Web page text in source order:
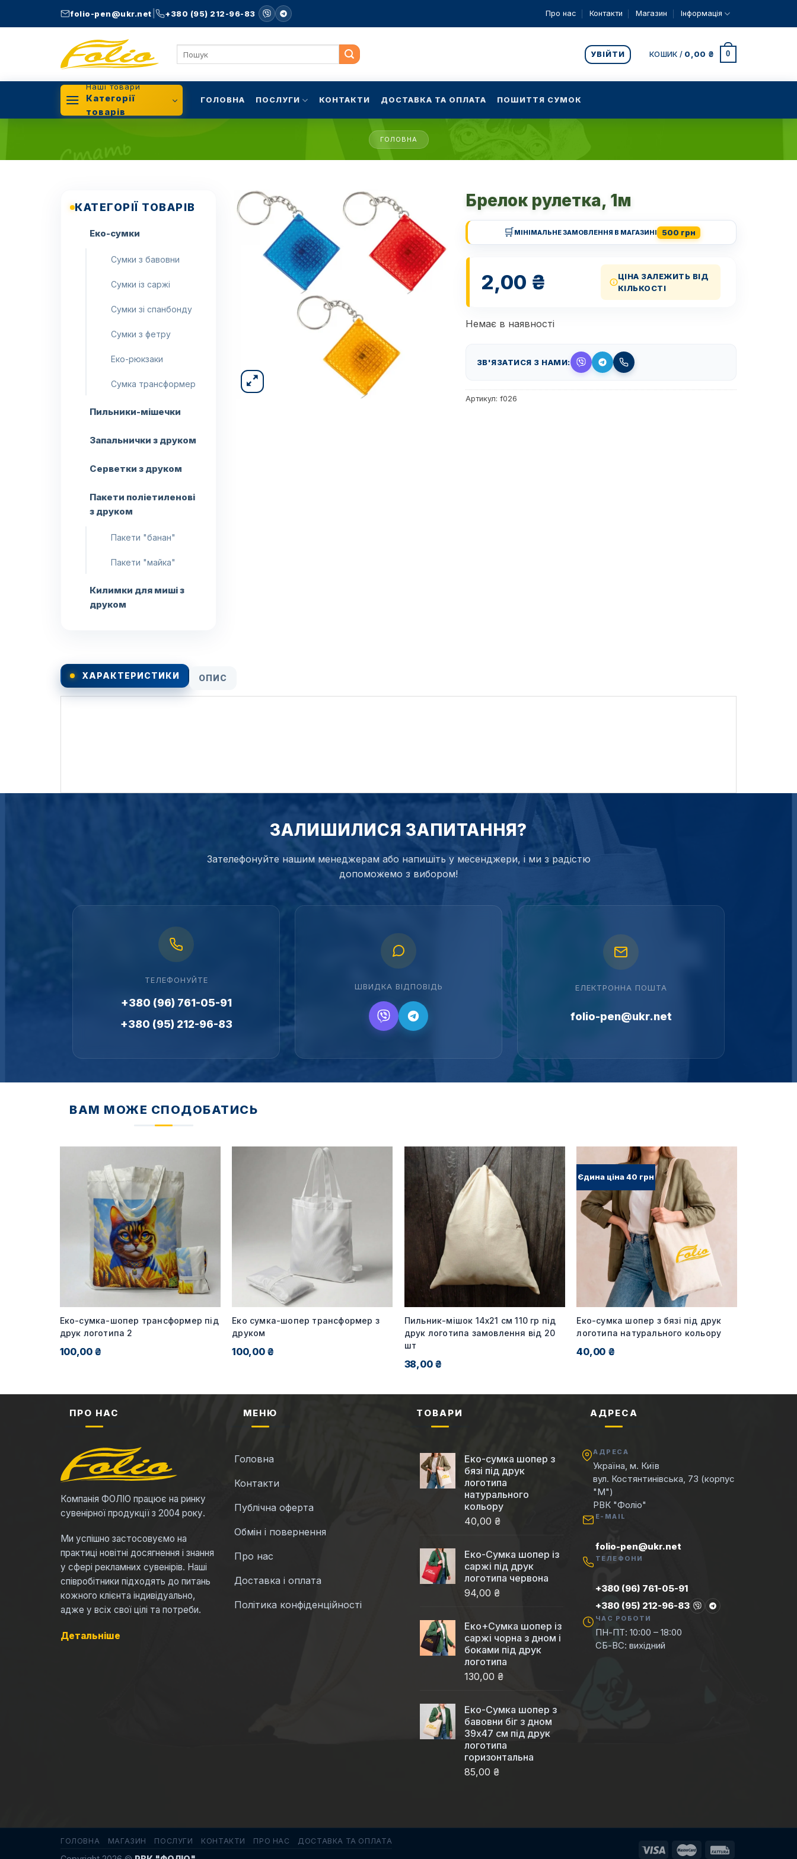
folio-pen@ukr.net +380 (95) 212-96-83 Про нас Контакти Магазин Інформація
УВІЙТИ КОШИК / 0,00 ₴ 0
Наші товари
Категорії
товарів
ГОЛОВНА ПОСЛУГИ КОНТАКТИ ДОСТАВКА ТА ОПЛАТА ПОШИТТЯ СУМОК
ГОЛОВНА
КАТЕГОРІЇ ТОВАРІВ
Еко-сумки
Сумки з бавовни
Сумки із саржі
Сумки зі спанбонду
Сумки з фетру
Еко-рюкзаки
Сумка трансформер
Пильники-мішечки
Запальнички з друком
Серветки з друком
Пакети поліетиленові
з друком
Пакети "банан"
Пакети "майка"
Килимки для миші з
друком
Брелок рулетка, 1м
🛒МІНІМАЛЬНЕ ЗАМОВЛЕННЯ В МАГАЗИНІ 500 грн
2,00 ₴
ЦІНА ЗАЛЕЖИТЬ ВІД
КІЛЬКОСТІ
Немає в наявності
ЗВ'ЯЗАТИСЯ З НАМИ:
Артикул: f026
ХАРАКТЕРИСТИКИ ОПИС
ЗАЛИШИЛИСЯ ЗАПИТАННЯ?
Зателефонуйте нашим менеджерам або напишіть у месенджери, і ми з радістю
допоможемо з вибором!
ТЕЛЕФОНУЙТЕ
+380 (96) 761-05-91
+380 (95) 212-96-83
ШВИДКА ВІДПОВІДЬ ЕЛЕКТРОННА ПОШТА
folio-pen@ukr.net
ВАМ МОЖЕ СПОДОБАТИСЬ
Еко-сумка-шопер трансформер під
друк логотипа 2
100,00 ₴
Еко сумка-шопер трансформер з
друком
100,00 ₴
Пильник-мішок 14х21 см 110 гр під
друк логотипа замовлення від 20
шт
38,00 ₴
Єдина ціна 40 грн
Еко-сумка шопер з бязі під друк
логотипа натурального кольору
40,00 ₴
ПРО НАС
Компанія ФОЛІО працює на ринку
сувенірної продукції з 2004 року.
Ми успішно застосовуємо на
практиці новітні досягнення і знання
у сфері рекламних сувенірів. Наші
співробітники підходять до питань
кожного клієнта індивідуально,
адже у всіх свої цілі та потреби.
Детальніше
МЕНЮ
Головна
Контакти
Публічна оферта
Обмін і повернення
Про нас
Доставка і оплата
Політика конфіденційності
ТОВАРИ
Еко-сумка шопер з
бязі під друк
логотипа
натурального
кольору
40,00 ₴
Еко-Cумка шопер із
саржі під друк
логотипа червона
94,00 ₴
Еко+Сумка шопер із
саржі чорна з дном і
боками під друк
логотипа
130,00 ₴
Еко-Сумка шопер з
бавовни біг з дном
39x47 см під друк
логотипа
горизонтальна
85,00 ₴
АДРЕСА
АДРЕСА
Україна, м. Київ
вул. Костянтинівська, 73 (корпус
"М")
РВК "Фоліо"
E-MAIL
folio-pen@ukr.net
ТЕЛЕФОНИ
+380 (96) 761-05-91
+380 (95) 212-96-83
ЧАС РОБОТИ
ПН-ПТ: 10:00 – 18:00
СБ-ВС: вихідний
ГОЛОВНА МАГАЗИН ПОСЛУГИ КОНТАКТИ ПРО НАС ДОСТАВКА ТА ОПЛАТА